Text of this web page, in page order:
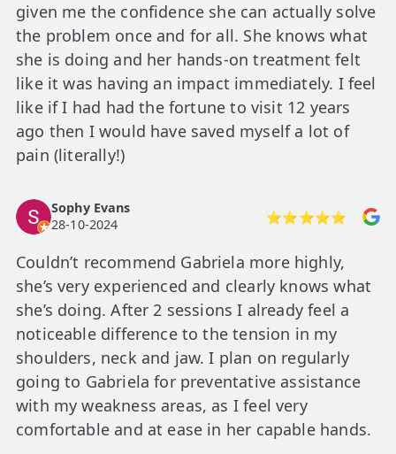
given me the confidence she can actually solve
the problem once and for all. She knows what
she is doing and her hands-on treatment felt
like it was having an impact immediately. I feel
like if I had had the fortune to visit 12 years
ago then I would have saved myself a lot of
pain (literally!)
Sophy Evans
28-10-2024
⭐⭐⭐⭐⭐
Couldn’t recommend Gabriela more highly,
she’s very experienced and clearly knows what
she’s doing. After 2 sessions I already feel a
noticeable difference to the tension in my
shoulders, neck and jaw. I plan on regularly
going to Gabriela for preventative assistance
with my weakness areas, as I feel very
comfortable and at ease in her capable hands.